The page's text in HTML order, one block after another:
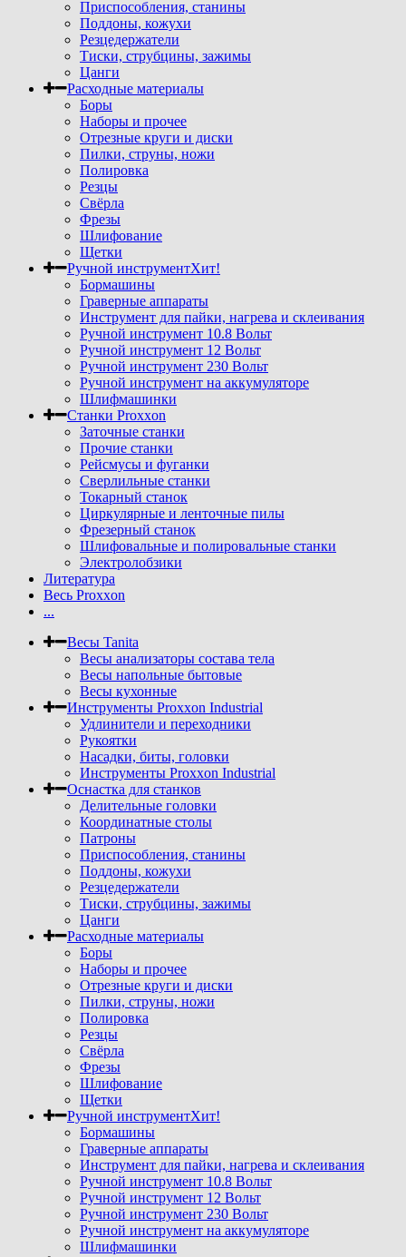
Приспособления, станины
Поддоны, кожухи
Резцедержатели
Тиски, струбцины, зажимы
Цанги
Расходные материалы
Боры
Наборы и прочее
Отрезные круги и диски
Пилки, струны, ножи
Полировка
Резцы
Свёрла
Фрезы
Шлифование
Щетки
Ручной инструментХит!
Бормашины
Граверные аппараты
Инструмент для пайки, нагрева и склеивания
Ручной инструмент 10.8 Вольт
Ручной инструмент 12 Вольт
Ручной инструмент 230 Вольт
Ручной инструмент на аккумуляторе
Шлифмашинки
Станки Proxxon
Заточные станки
Прочие станки
Рейсмусы и фуганки
Сверлильные станки
Токарный станок
Циркулярные и ленточные пилы
Фрезерный станок
Шлифовальные и полировальные станки
Электролобзики
Литература
Весь Proxxon
...
Весы Tanita
Весы анализаторы состава тела
Весы напольные бытовые
Весы кухонные
Инструменты Proxxon Industrial
Удлинители и переходники
Рукоятки
Насадки, биты, головки
Инструменты Proxxon Industrial
Оснастка для станков
Делительные головки
Координатные столы
Патроны
Приспособления, станины
Поддоны, кожухи
Резцедержатели
Тиски, струбцины, зажимы
Цанги
Расходные материалы
Боры
Наборы и прочее
Отрезные круги и диски
Пилки, струны, ножи
Полировка
Резцы
Свёрла
Фрезы
Шлифование
Щетки
Ручной инструментХит!
Бормашины
Граверные аппараты
Инструмент для пайки, нагрева и склеивания
Ручной инструмент 10.8 Вольт
Ручной инструмент 12 Вольт
Ручной инструмент 230 Вольт
Ручной инструмент на аккумуляторе
Шлифмашинки